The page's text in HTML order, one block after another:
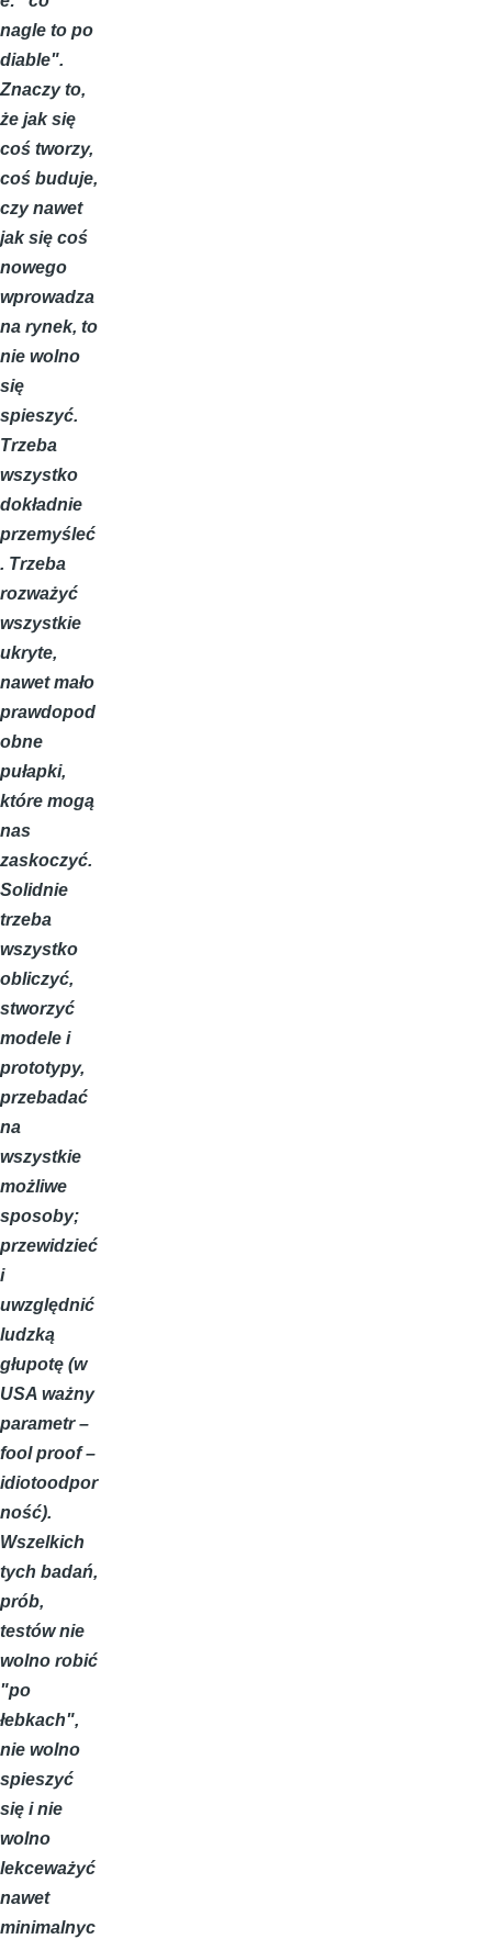
nagle to po
diable".
Znaczy to,
że jak się
coś tworzy,
coś buduje,
czy nawet
jak się coś
nowego
wprowadza
na rynek, to
nie wolno
się
spieszyć.
Trzeba
wszystko
dokładnie
przemyśleć
. Trzeba
rozważyć
wszystkie
ukryte,
nawet mało
prawdopod
obne
pułapki,
które mogą
nas
zaskoczyć.
Solidnie
trzeba
wszystko
obliczyć,
stworzyć
modele i
prototypy,
przebadać
na
wszystkie
możliwe
sposoby;
przewidzieć
i
uwzględnić
ludzką
głupotę (w
USA ważny
parametr –
fool proof –
idiotoodpor
ność).
Wszelkich
tych badań,
prób,
testów nie
wolno robić
"po
łebkach",
nie wolno
spieszyć
się i nie
wolno
lekceważyć
nawet
minimalnyc